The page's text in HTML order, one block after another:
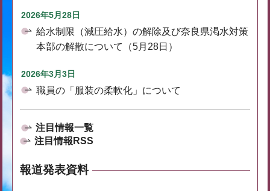
2026年5月28日
給水制限（減圧給水）の解除及び奈良県渇水対策
本部の解散について（5月28日）
2026年3月3日
職員の「服装の柔軟化」について
注目情報一覧
注目情報RSS
報道発表資料